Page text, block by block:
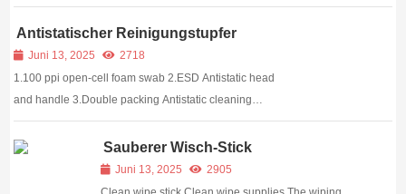
environment products face with, so as to manufacture
the product in a relatively good condition. This
environment or space is that we call cleanroom. Eac...
Antistatischer Reinigungstupfer
Juni 13, 2025
2718
1.100 ppi open-cell foam swab 2.ESD Antistatic head
and handle 3.Double packing Antistatic cleaning
swab 4.RoHs, CE, ISO90 ESD series cleaning swab
Antistatic cleaning foam swab Description Meditech’s
Anti-static cleaning Swab is a good substitute...
Sauberer Wisch-Stick
Juni 13, 2025
2905